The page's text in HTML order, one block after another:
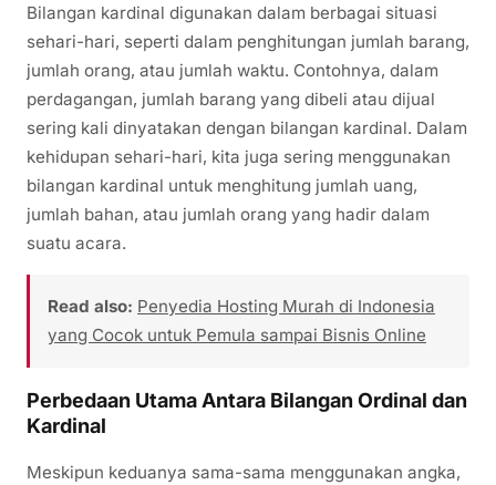
Bilangan kardinal digunakan dalam berbagai situasi
sehari-hari, seperti dalam penghitungan jumlah barang,
jumlah orang, atau jumlah waktu. Contohnya, dalam
perdagangan, jumlah barang yang dibeli atau dijual
sering kali dinyatakan dengan bilangan kardinal. Dalam
kehidupan sehari-hari, kita juga sering menggunakan
bilangan kardinal untuk menghitung jumlah uang,
jumlah bahan, atau jumlah orang yang hadir dalam
suatu acara.
Read also: Penyedia Hosting Murah di Indonesia
yang Cocok untuk Pemula sampai Bisnis Online
Perbedaan Utama Antara Bilangan Ordinal dan
Kardinal
Meskipun keduanya sama-sama menggunakan angka,